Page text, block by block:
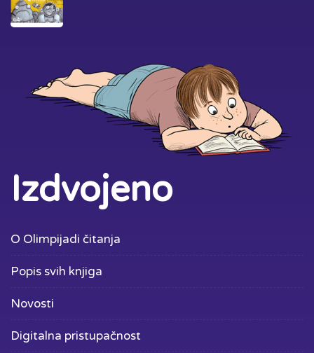
Izdvojeno
O Olimpijadi čitanja
Popis svih knjiga
Novosti
Digitalna pristupačnost